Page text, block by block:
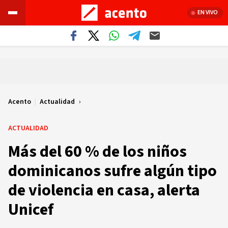
EN VIVO
Acento | Actualidad
ACTUALIDAD
Más del 60 % de los niños
dominicanos sufre algún tipo
de violencia en casa, alerta
Unicef